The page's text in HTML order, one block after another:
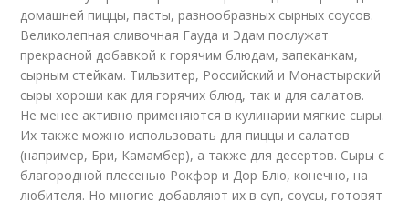
домашней пиццы, пасты, разнообразных сырных соусов.
Великолепная сливочная Гауда и Эдам послужат
прекрасной добавкой к горячим блюдам, запеканкам,
сырным стейкам. Тильзитер, Российский и Монастырский
сыры хороши как для горячих блюд, так и для салатов.
Не менее активно применяются в кулинарии мягкие сыры.
Их также можно использовать для пиццы и салатов
(например, Бри, Камамбер), а также для десертов. Сыры с
благородной плесенью Рокфор и Дор Блю, конечно, на
любителя. Но многие добавляют их в суп, соусы, готовят